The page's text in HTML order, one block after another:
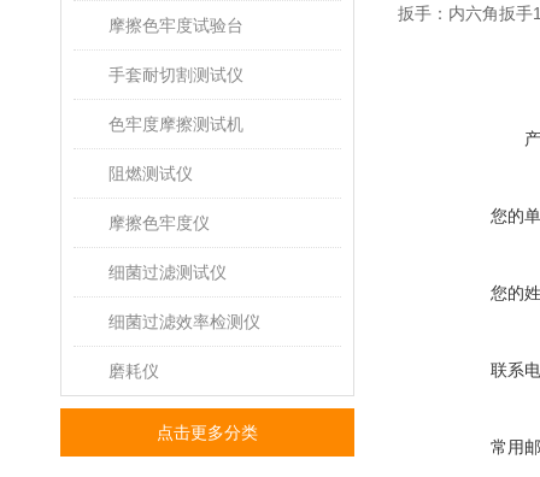
摩擦色牢度试验台
手套耐切割测试仪
色牢度摩擦测试机
阻燃测试仪
摩擦色牢度仪
细菌过滤测试仪
细菌过滤效率检测仪
磨耗仪
点击更多分类
扳手：内六角扳手
您的
您的
联系
常用